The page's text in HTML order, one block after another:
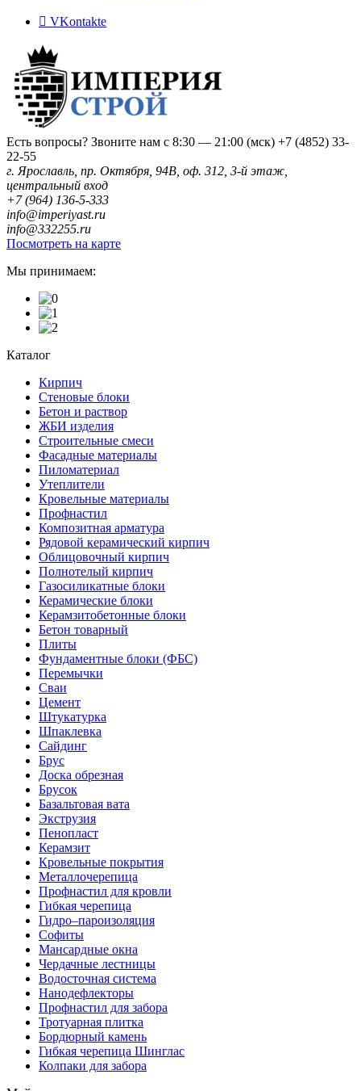
VKontakte
Есть вопросы? Звоните нам с 8:30 — 21:00 (мск) +7 (4852) 33-
22-55
г. Ярославль, пр. Октября, 94В, оф. 312, 3-й этаж,
центральный вход
+7 (964) 136-5-333
info@imperiyast.ru
info@332255.ru
Посмотреть на карте
Мы принимаем:
Каталог
Кирпич
Стеновые блоки
Бетон и раствор
ЖБИ изделия
Строительные смеси
Фасадные материалы
Пиломатериал
Утеплители
Кровельные материалы
Профнастил
Композитная арматура
Рядовой керамический кирпич
Облицовочный кирпич
Полнотелый кирпич
Газосиликатные блоки
Керамические блоки
Керамзитобетонные блоки
Бетон товарный
Плиты
Фундаментные блоки (ФБС)
Перемычки
Сваи
Цемент
Штукатурка
Шпаклевка
Сайдинг
Брус
Доска обрезная
Брусок
Базальтовая вата
Экструзия
Пенопласт
Керамзит
Кровельные покрытия
Металлочерепица
Профнастил для кровли
Гибкая черепица
Гидро–пароизоляция
Софиты
Мансардные окна
Чердачные лестницы
Водосточная система
Нанодефлекторы
Профнастил для забора
Тротуарная плитка
Бордюрный камень
Гибкая черепица Шинглас
Колпаки для забора